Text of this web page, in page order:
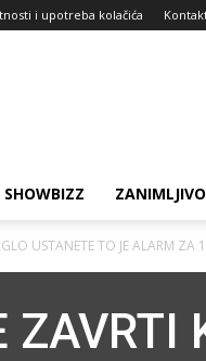
i upotreba kolačića
SHOWBIZZ
USTANETE TO JE ALARM ZA
ZAVRTI